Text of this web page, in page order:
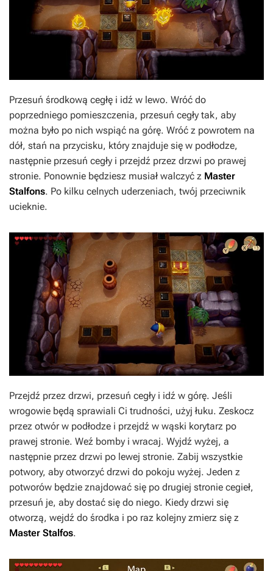
Przesuń środkową cegłę i idź w lewo. Wróć do
poprzedniego pomieszczenia, przesuń cegły tak, aby
można było po nich wspiąć na górę. Wróć z powrotem na
dół, stań na przycisku, który znajduje się w podłodze,
następnie przesuń cegły i przejdź przez drzwi po prawej
stronie. Ponownie będziesz musiał walczyć z Master
Stalfons. Po kilku celnych uderzeniach, twój przeciwnik
ucieknie.
Przejdź przez drzwi, przesuń cegły i idź w górę. Jeśli
wrogowie będą sprawiali Ci trudności, użyj łuku. Zeskocz
przez otwór w podłodze i przejdź w wąski korytarz po
prawej stronie. Weź bomby i wracaj. Wyjdź wyżej, a
następnie przez drzwi po lewej stronie. Zabij wszystkie
potwory, aby otworzyć drzwi do pokoju wyżej. Jeden z
potworów będzie znajdować się po drugiej stronie cegieł,
przesuń je, aby dostać się do niego. Kiedy drzwi się
otworzą, wejdź do środka i po raz kolejny zmierz się z
Master Stalfos.